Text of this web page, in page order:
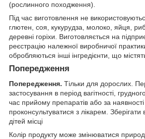
(рослинного походження).
Під час виготовлення не
глютен, соя, кукурудза, молоко, яйця,
деревні горіхи. Виготовляється на
реєстрацію належної виробничої
обробляються інші інгредієнти, що
Попередження
Попередження. Тільки для дорослих.
застосування в період вагітності,
час прийому препаратів або за
проконсультуватися з лікарем.
дітей місці
Колір продукту може змінюватися